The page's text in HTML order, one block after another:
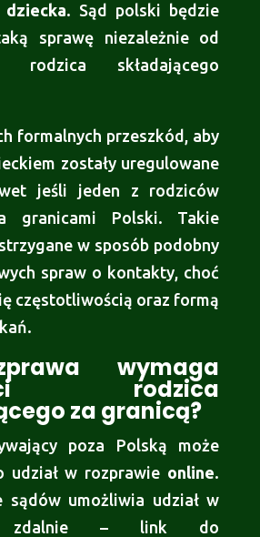
dziecka. Sąd polski będzie
sprawę niezależnie od
rodzica składającego
formalnych przeszkód, aby
zostały uregulowane
jeśli jeden z rodziców
granicami Polski. Takie
w sposób podobny
spraw o kontakty, choć
częstotliwością oraz formą
wymaga
rodzica
za granicą?
poza Polską może
udział w rozprawie online.
sądów umożliwia udział w
zdalnie – link do